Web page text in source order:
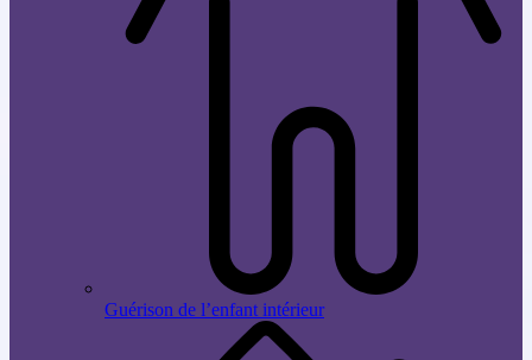
Guérison de l’enfant intérieur